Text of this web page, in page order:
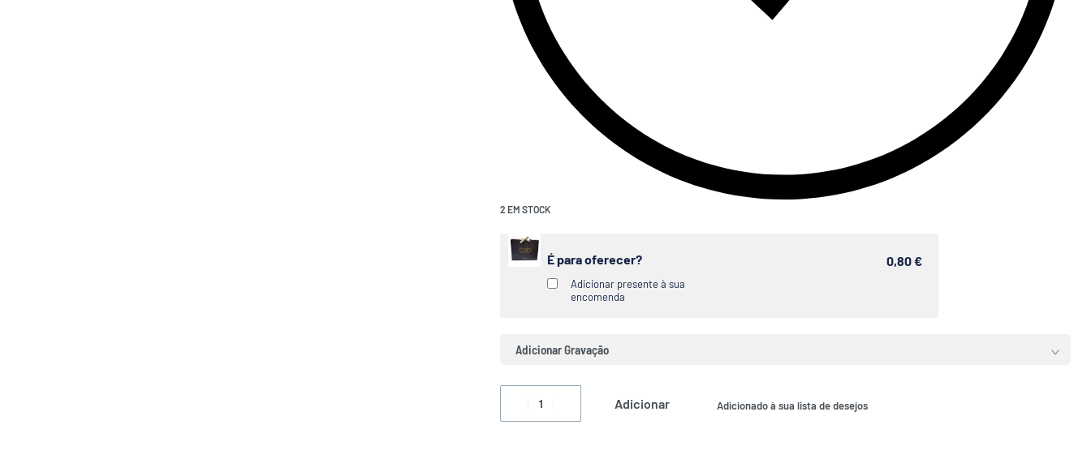
2 EM STOCK
É para oferecer?
Adicionar presente à sua
encomenda
0,80 €
Adicionar Gravação
Adicionar Adicionado à sua lista de desejos